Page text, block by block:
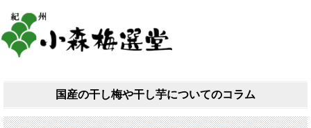
国産の干し梅や干し芋についてのコラム